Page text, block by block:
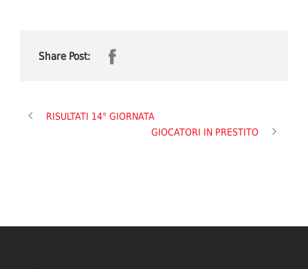
Share Post:
RISULTATI 14° GIORNATA
GIOCATORI IN PRESTITO